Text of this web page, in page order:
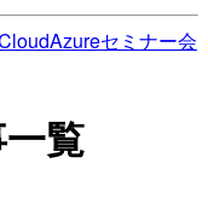
Azureセミナー会
覧